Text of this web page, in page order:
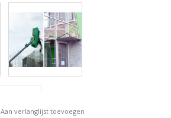
Aan verlanglijst toevoegen